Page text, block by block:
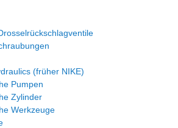
(früher NIKE)
Pumpen
Zylinder
Werkzeuge